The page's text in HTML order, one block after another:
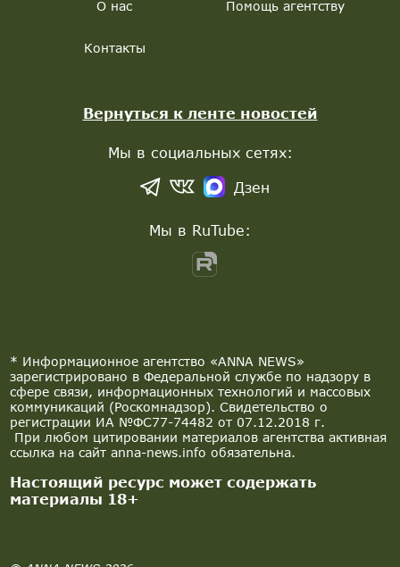
* Информационное агентство «ANNA NEWS»
зарегистрировано в Федеральной службе по надзору в
сфере связи, информационных технологий и массовых
коммуникаций (Роскомнадзор). Свидетельство о
регистрации ИА №ФС77-74482 от 07.12.2018 г.
При любом цитировании материалов агентства активная
ссылка на сайт anna-news.info обязательна.
Настоящий ресурс может содержать
материалы 18+
О нас Помощь агентству
Контакты
Вернуться к ленте новостей
Мы в социальных сетях:
Дзен
Мы в RuTube: